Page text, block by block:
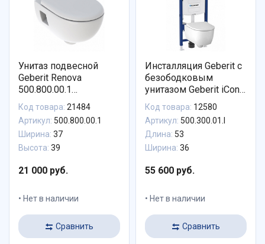
Унитаз подвесной
Geberit Renova
500.800.00.1
безободковый с
сиденьем микролифт
Код товара: 21484
Артикул: 500.800.00.1
Ширина: 37
Высота: 39
21 000 руб.
Нет в наличии
Сравнить
Инсталляция Geberit с
безободковым
унитазом Geberit iCon,
500.300.01.I, сиденье
микролифт, комплект
Идеальная пара
Код товара: 12580
Артикул: 500.300.01.I
Длина: 53
Ширина: 36
55 600 руб.
Нет в наличии
Сравнить